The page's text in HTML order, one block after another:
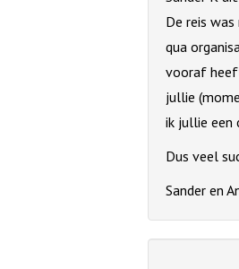
De reis
qua
vooraf
jullie
ik jullie een
Dus veel
Sander en